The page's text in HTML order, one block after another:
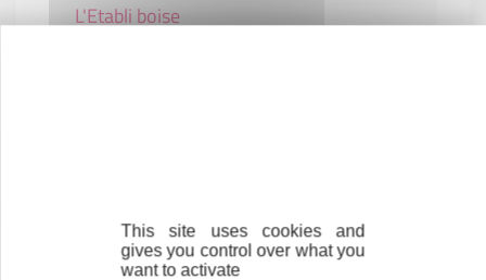
L'Etabli boise
This site uses cookies and
gives you control over what you
want to activate